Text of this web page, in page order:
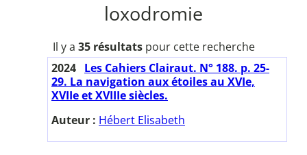
loxodromie
Il y a 35 résultatspour cette recherche
2024 Les Cahiers Clairaut. N° 188. p. 25-
29. La navigation aux étoiles au XVIe,
XVIIe et XVIIIe siècles.
Auteur : Hébert Elisabeth